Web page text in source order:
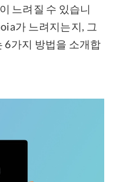
느려질 수 있습니
가 느려지는지, 그
6가지 방법을 소개합